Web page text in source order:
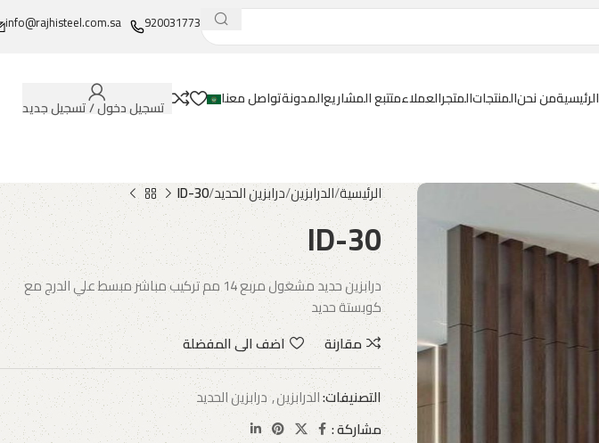
920031773
info@rajhisteel.com.sa
الرئيسيةمن نحنالمنتجاتالمتجرالعملاءمتتبع المشاريعالمدونةتواصل معنا تسجيل دخول / تسجيل جديد
الرئيسية الدرابزين درابزين الحديد ID-30
ID-30
درابزين حديد مشغول مربع 14 مم تركيب مباشر مبسط علي الدرج مع
كوبستة حديد
مقارنة
اضف الى المفضلة
التصنيفات:الدرابزين, درابزين الحديد
مشاركة :